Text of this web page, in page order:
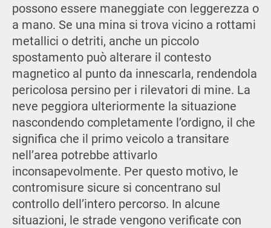
possono essere maneggiate con leggerezza o
a mano. Se una mina si trova vicino a rottami
metallici o detriti, anche un piccolo
spostamento può alterare il contesto
magnetico al punto da innescarla, rendendola
pericolosa persino per i rilevatori di mine. La
neve peggiora ulteriormente la situazione
nascondendo completamente l’ordigno, il che
significa che il primo veicolo a transitare
nell’area potrebbe attivarlo
inconsapevolmente. Per questo motivo, le
contromisure sicure si concentrano sul
controllo dell’intero percorso. In alcune
situazioni, le strade vengono verificate con